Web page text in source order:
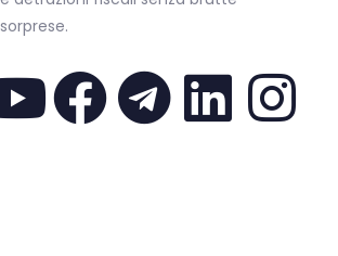
sorprese.